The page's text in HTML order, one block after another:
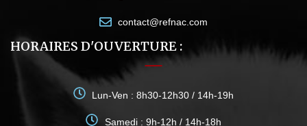
contact@refnac.com
HORAIRES D'OUVERTURE :
Lun-Ven : 8h30-12h30 / 14h-19h
Samedi : 9h-12h / 14h-18h